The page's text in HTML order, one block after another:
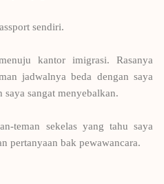
sendiri.
kantor imigrasi. Rasanya
jadwalnya beda dengan saya
saya sangat menyebalkan.
teman sekelas yang tahu saya
pertanyaan bak pewawancara.